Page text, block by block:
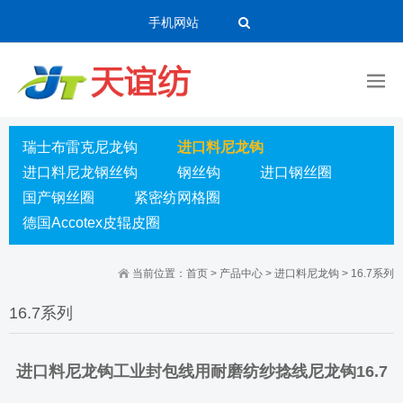
手机网站
瑞士布雷克尼龙钩
进口料尼龙钩
进口料尼龙钢丝钩
钢丝钩
进口钢丝圈
国产钢丝圈
紧密纺网格圈
德国Accotex皮辊皮圈
当前位置： 首页 > 产品中心 > 进口料尼龙钩 > 16.7系列
16.7系列
进口料尼龙钩工业封包线用耐磨纺纱捻线尼龙钩16.7